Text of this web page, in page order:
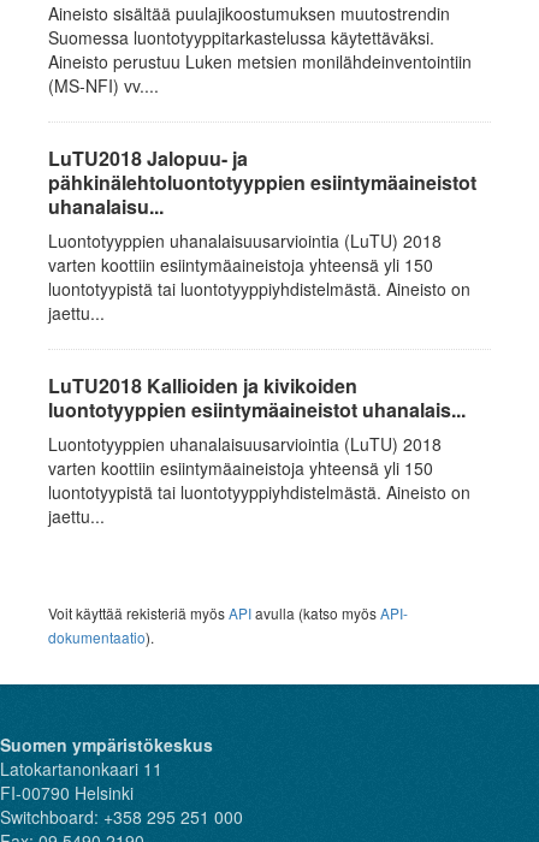
Aineisto sisältää puulajikoostumuksen muutostrendin
Suomessa luontotyyppitarkastelussa käytettäväksi.
Aineisto perustuu Luken metsien monilähdeinventointiin
(MS-NFI) vv....
LuTU2018 Jalopuu- ja
pähkinälehtoluontotyyppien esiintymäaineistot
uhanalaisu...
Luontotyyppien uhanalaisuusarviointia (LuTU) 2018
varten koottiin esiintymäaineistoja yhteensä yli 150
luontotyypistä tai luontotyyppiyhdistelmästä. Aineisto on
jaettu...
LuTU2018 Kallioiden ja kivikoiden
luontotyyppien esiintymäaineistot uhanalais...
Luontotyyppien uhanalaisuusarviointia (LuTU) 2018
varten koottiin esiintymäaineistoja yhteensä yli 150
luontotyypistä tai luontotyyppiyhdistelmästä. Aineisto on
jaettu...
Voit käyttää rekisteriä myösAPIavulla (katso myösAPI-
dokumentaatio).
Suomen ympäristökeskus
Latokartanonkaari 11
FI-00790 Helsinki
Switchboard: +358 295 251 000